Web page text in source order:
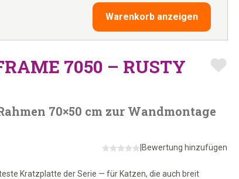
Warenkorb anzeigen
7050 – RUSTY
70×50 cm zur Wandmontage
Bewertung hinzufügen
Kratzplatte der Serie — für Katzen, die auch breit